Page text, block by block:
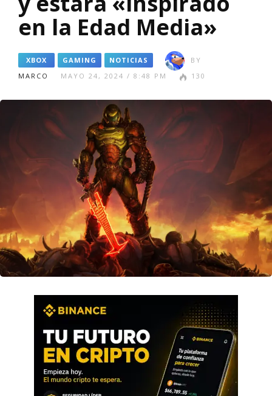
en la Edad Media»
XBOX GAMING NOTICIAS
BY
MARCO
MAYO 24, 2024 / 8:48 PM 130